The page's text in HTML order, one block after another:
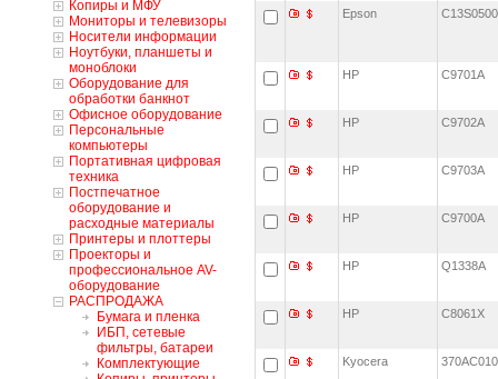
Копиры и МФУ
Мониторы и телевизоры
Носители информации
Ноутбуки, планшеты и
моноблоки
Оборудование для
обработки банкнот
Офисное оборудование
Персональные
компьютеры
Портативная цифровая
техника
Постпечатное
оборудование и
расходные материалы
Принтеры и плоттеры
Проекторы и
профессиональное AV-
оборудование
РАСПРОДАЖА
Бумага и пленка
ИБП, сетевые
фильтры, батареи
Комплектующие
Epson
HP C9701A
HP C9702A
HP C9703A
HP C9700A
HP Q1338A
HP C8061X
Kyocera